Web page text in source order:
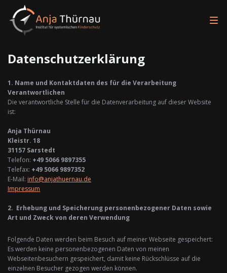
Datenschutzerklärung
1. Name und Kontaktdaten des für die Verarbeitung
Verantwortlichen
Die verantwortliche Stelle für die Datenverarbeitung auf dieser Website
ist:
Anja Thürnau
Kleistr. 18
31157 Sarstedt
Telefon: +49 5066 9897355
Telefax: +49 5066 9897352
E-Mail: info@anjathuernau.de
Impressum
2. Erhebung und Speicherung personenbezogener Daten sowie
Art und Zweck von deren Verwendung
Folgende Daten werden beim Besuch auf meiner Webseite gespeichert:
Es werden keine personenbezogenen Daten von meinen
Webseitenbesuchern gespeichert, damit keine Rückschlüsse auf die
einzelnen Besucher gezogen werden können.